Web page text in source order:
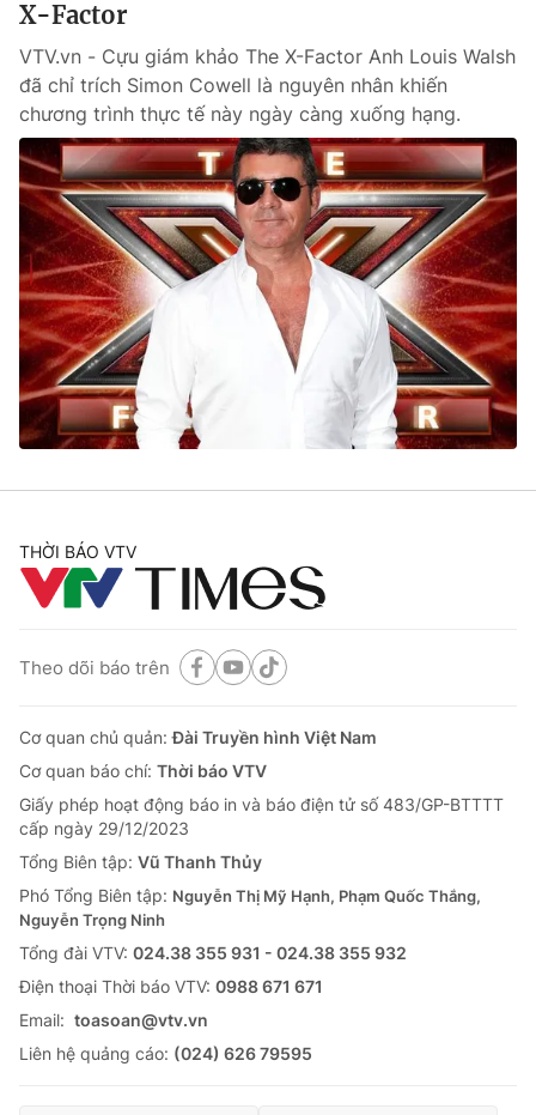
X-Factor
VTV.vn - Cựu giám khảo The X-Factor Anh Louis Walsh
đã chỉ trích Simon Cowell là nguyên nhân khiến
chương trình thực tế này ngày càng xuống hạng.
THỜI BÁO VTV
Theo dõi báo trên
Cơ quan chủ quản:Đài Truyền hình Việt Nam
Cơ quan báo chí: Thời báo VTV
Giấy phép hoạt động báo in và báo điện tử số 483/GP-BTTTT
cấp ngày 29/12/2023
Tổng Biên tập: Vũ Thanh Thủy
Phó Tổng Biên tập: Nguyễn Thị Mỹ Hạnh, Phạm Quốc Thắng,
Nguyễn Trọng Ninh
Tổng đài VTV: 024.38 355 931 - 024.38 355 932
Ðiện thoại Thời báo VTV: 0988 671 671
Email: toasoan@vtv.vn
Liên hệ quảng cáo: (024) 626 79595